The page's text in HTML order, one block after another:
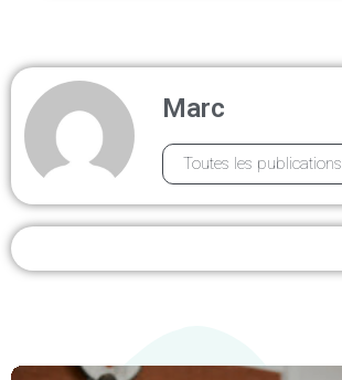
Marc
Toutes les publications